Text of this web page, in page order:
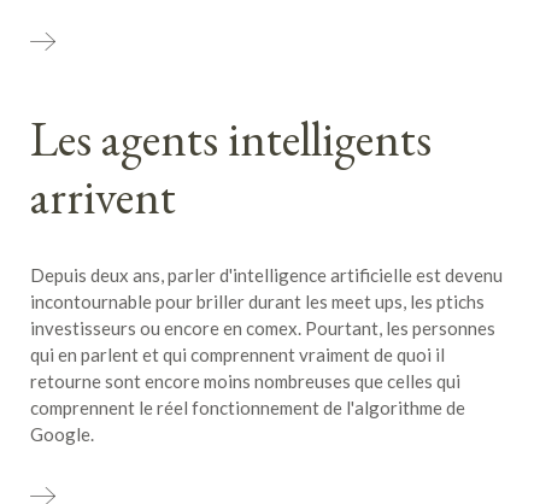
Les agents intelligents
arrivent
Depuis deux ans, parler d'intelligence artificielle est devenu
incontournable pour briller durant les meet ups, les ptichs
investisseurs ou encore en comex. Pourtant, les personnes
qui en parlent et qui comprennent vraiment de quoi il
retourne sont encore moins nombreuses que celles qui
comprennent le réel fonctionnement de l'algorithme de
Google.